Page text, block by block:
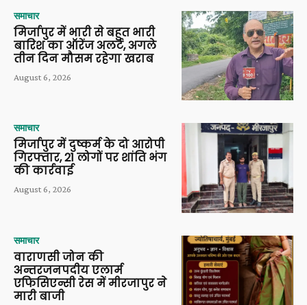
समाचार
मिर्जापुर में भारी से बहुत भारी
बारिश का ऑरेंज अलर्ट, अगले
तीन दिन मौसम रहेगा खराब
August 6, 2026
समाचार
मिर्जापुर में दुष्कर्म के दो आरोपी
गिरफ्तार, 21 लोगों पर शांति भंग
की कार्रवाई
August 6, 2026
समाचार
वाराणसी जोन की
अन्तरजनपदीय एलार्म
एफिसिएन्सी रेस में मीरजापुर ने
मारी बाजी